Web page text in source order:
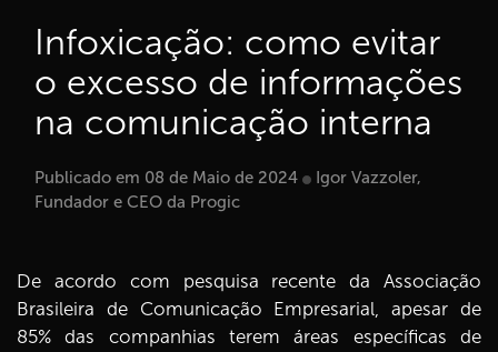
Infoxicação: como evitar
o excesso de informações
na comunicação interna
Publicado em 08 de Maio de 2024
Igor Vazzoler,
Fundador e CEO da Progic
De acordo com pesquisa recente da Associação
Brasileira de Comunicação Empresarial, apesar de
85% das companhias terem áreas específicas de